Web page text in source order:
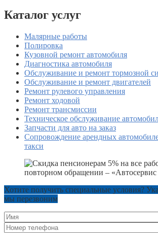
Каталог услуг
Малярные работы
Полировка
Кузовной ремонт автомобиля
Диагностика автомобиля
Обслуживание и ремонт тормозной
Обслуживание и ремонт двигателей
Ремонт рулевого управления
Ремонт ходовой
Ремонт трансмиссии
Техническое обслуживание
Запчасти для авто на заказ
Сопровождение арендных
такси
Хотите получить специальные условия?
мы перезвоним